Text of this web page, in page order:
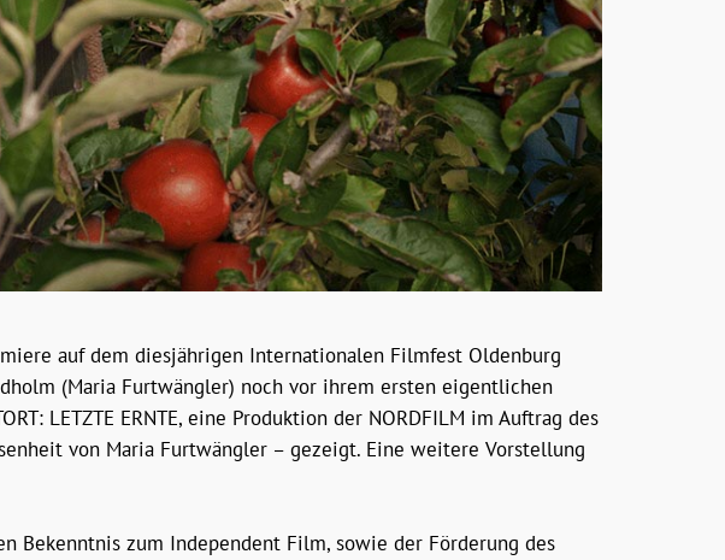
auf dem diesjährigen Internationalen Filmfest Oldenburg
(Maria Furtwängler) noch vor ihrem ersten eigentlichen
LETZTE ERNTE, eine Produktion der NORDFILM im Auftrag des
von Maria Furtwängler – gezeigt. Eine weitere Vorstellung
Bekenntnis zum Independent Film, sowie der Förderung des